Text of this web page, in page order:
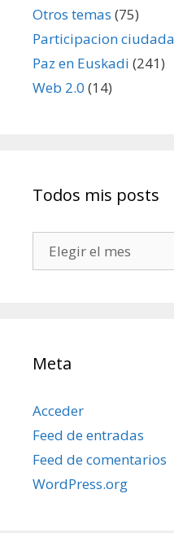
Otros temas (75)
Participacion
Paz en Euskadi (241)
Web 2.0 (14)
Todos mis posts
mis
Meta
Acceder
Feed de entradas
Feed de comentarios
WordPress.org